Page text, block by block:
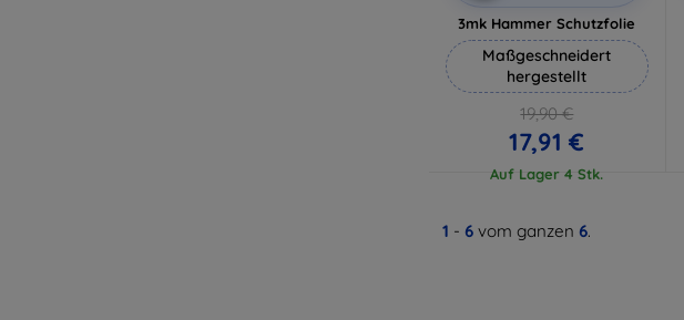
3mk Hammer Schutzfolie
Maßgeschneidert
hergestellt
19,90 €
17,91 €
Auf Lager 4 Stk.
1 - 6 vom ganzen 6.